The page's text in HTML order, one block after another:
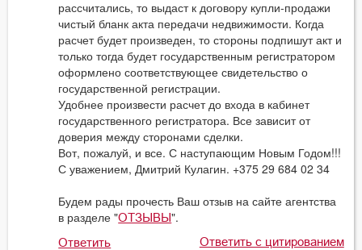
рассчитались, то выдаст к договору купли-продажи
чистый бланк акта передачи недвижимости. Когда
расчет будет произведен, то стороны подпишут акт и
только тогда будет государственным регистратором
оформлено соответствующее свидетельство о
государственной регистрации.
Удобнее произвести расчет до входа в кабинет
государственного регистратора. Все зависит от
доверия между сторонами сделки.
Вот, пожалуй, и все. С наступающим Новым Годом!!!
С уважением, Дмитрий Кулагин. +375 29 684 02 34
Будем рады прочесть Ваш отзыв на сайте агентства
в разделе "ОТЗЫВЫ".
Ответить Ответить с цитированием